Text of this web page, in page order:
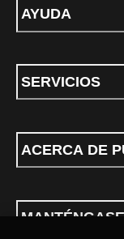
AYUDA
SERVICIOS
ACERCA DE